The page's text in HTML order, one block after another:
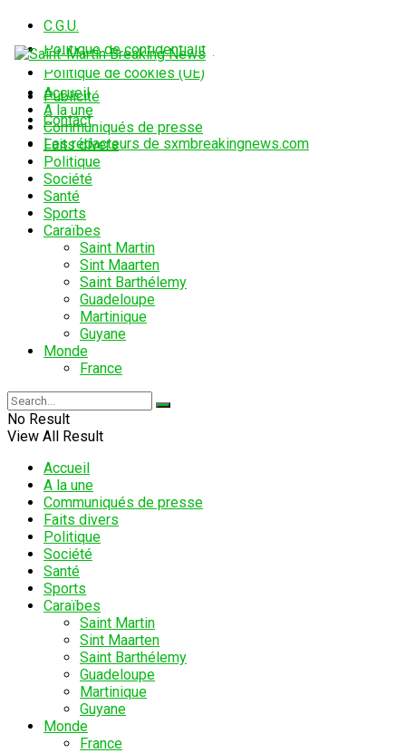
C.G.U.
Politique de confidentialité
Politique de cookies (UE)
Publicité
Contact
Les rédacteurs de sxmbreakingnews.com
Accueil
A la une
Communiqués de presse
Faits divers
Politique
Société
Santé
Sports
Caraïbes
Saint Martin
Sint Maarten
Saint Barthélemy
Guadeloupe
Martinique
Guyane
Monde
France
No Result
View All Result
Accueil
A la une
Communiqués de presse
Faits divers
Politique
Société
Santé
Sports
Caraïbes
Saint Martin
Sint Maarten
Saint Barthélemy
Guadeloupe
Martinique
Guyane
Monde
France